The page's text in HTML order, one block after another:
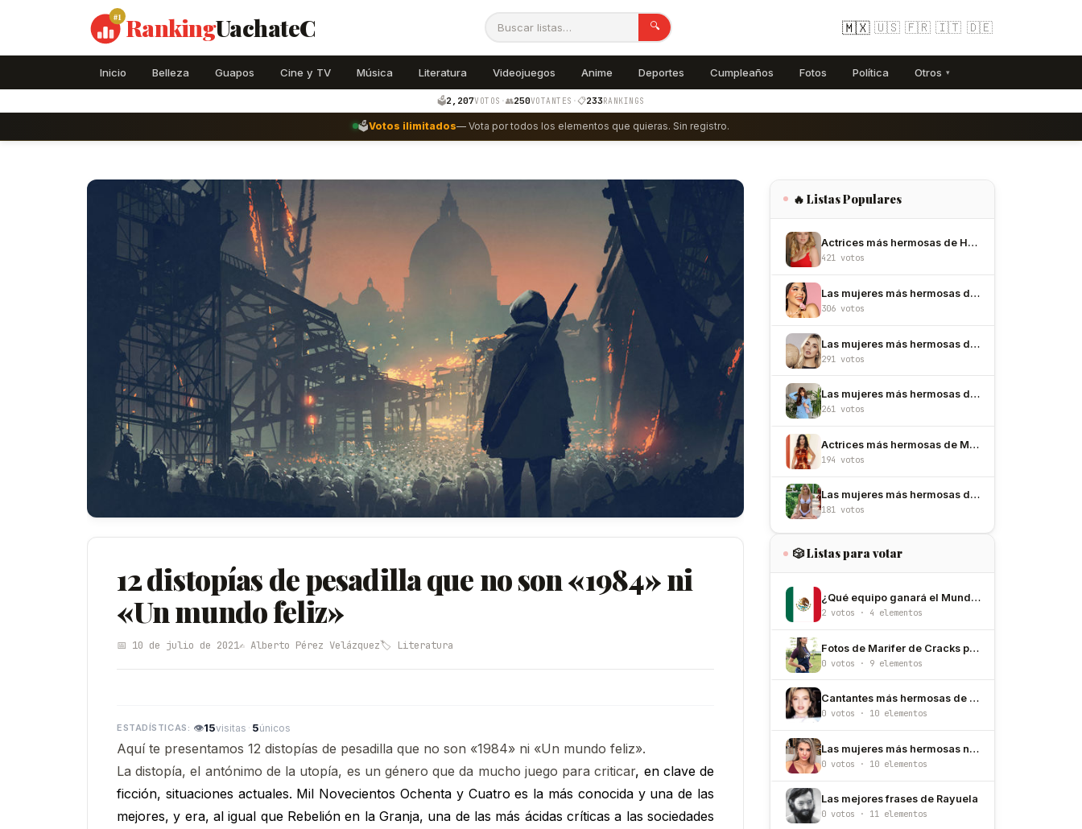
#1 RankingUachateC 🔍 🇲🇽 🇺🇸 🇫🇷 🇮🇹 🇩🇪
Inicio Belleza Guapos Cine y TV Música Literatura Videojuegos Anime Deportes Cumpleaños Fotos Política Otros ▾
🗳️2,207VOTOS ·👥250VOTANTES ·📋233RANKINGS
🗳️Votos ilimitados— Vota por todos los elementos que quieras. Sin registro.
12 distopías de pesadilla que no son «1984» ni
«Un mundo feliz»
📅 10 de julio de 2021✍️ Alberto Pérez Velázquez🏷️ Literatura
👁15visitas · 5únicos
Aquí te presentamos 12 distopías de pesadilla que no son «1984» ni «Un mundo feliz».
La distopía, el antónimo de la utopía, es un género que da mucho juego para criticar, en clave de
ficción, situaciones actuales. Mil Novecientos Ochenta y Cuatro es la más conocida y una de las
mejores, y era, al igual que Rebelión en la Granja, una de las más ácidas críticas a las sociedades
🔥 Listas Populares
Actrices más hermosas de Hollywood
421 votos
Las mujeres más hermosas de México
306 votos
Las mujeres más hermosas de Colombia
291 votos
Las mujeres más hermosas de España
261 votos
Actrices más hermosas de México
194 votos
Las mujeres más hermosas de Argentina
181 votos
🎲 Listas para votar
¿Qué equipo ganará el Mundial de México/Estados Unidos/Canadá 2026?
2 votos · 4 elementos
Fotos de Marifer de Cracks para entender porque la amamos
0 votos · 9 elementos
Cantantes más hermosas de los 90
0 votos · 10 elementos
Las mujeres más hermosas nacidas un 12 de junio
0 votos · 10 elementos
Las mejores frases de Rayuela
0 votos · 11 elementos